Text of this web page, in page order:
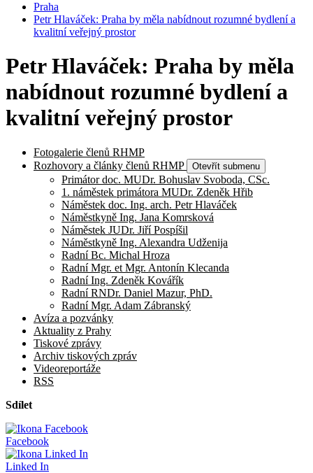
Praha
Petr Hlaváček: Praha by měla nabídnout rozumné bydlení a
kvalitní veřejný prostor
Petr Hlaváček: Praha by měla
nabídnout rozumné bydlení a
kvalitní veřejný prostor
Fotogalerie členů RHMP
Rozhovory a články členů RHMP
Otevřít submenu
Primátor doc. MUDr. Bohuslav Svoboda, CSc.
1. náměstek primátora MUDr. Zdeněk Hřib
Náměstek doc. Ing. arch. Petr Hlaváček
Náměstkyně Ing. Jana Komrsková
Náměstek JUDr. Jiří Pospíšil
Náměstkyně Ing. Alexandra Udženija
Radní Bc. Michal Hroza
Radní Mgr. et Mgr. Antonín Klecanda
Radní Ing. Zdeněk Kovářík
Radní RNDr. Daniel Mazur, PhD.
Radní Mgr. Adam Zábranský
Avíza a pozvánky
Aktuality z Prahy
Tiskové zprávy
Archiv tiskových zpráv
Videoreportáže
RSS
Sdílet
Facebook
Linked In